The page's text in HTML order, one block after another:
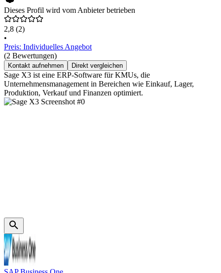
Dieses Profil wird vom Anbieter betrieben
2,8 (2)
•
Preis: Individuelles Angebot
(2 Bewertungen)
Kontakt aufnehmen Direkt vergleichen
Sage X3 ist eine ERP-Software für KMUs, die
Unternehmensmanagement in Bereichen wie Einkauf, Lager,
Produktion, Verkauf und Finanzen optimiert.